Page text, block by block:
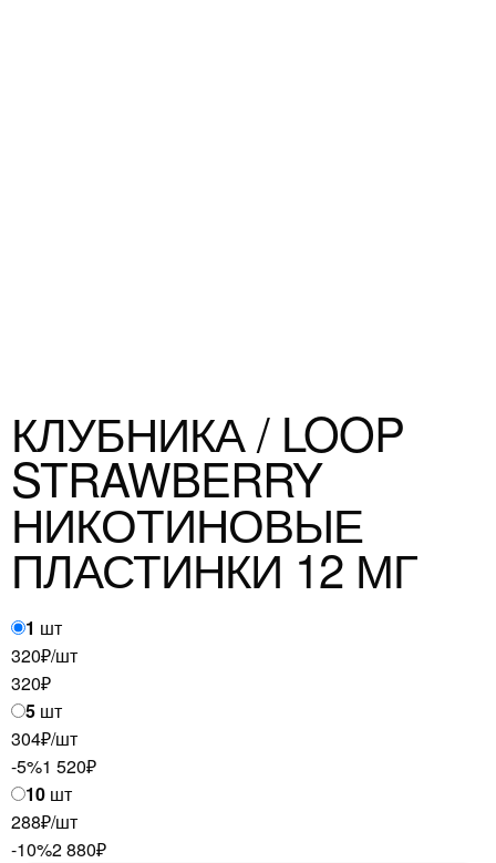
КЛУБНИКА / LOOP
STRAWBERRY
НИКОТИНОВЫЕ
ПЛАСТИНКИ 12 МГ
1 шт
320₽/шт
320₽
5 шт
304₽/шт
-5%1 520₽
10 шт
288₽/шт
-10%2 880₽